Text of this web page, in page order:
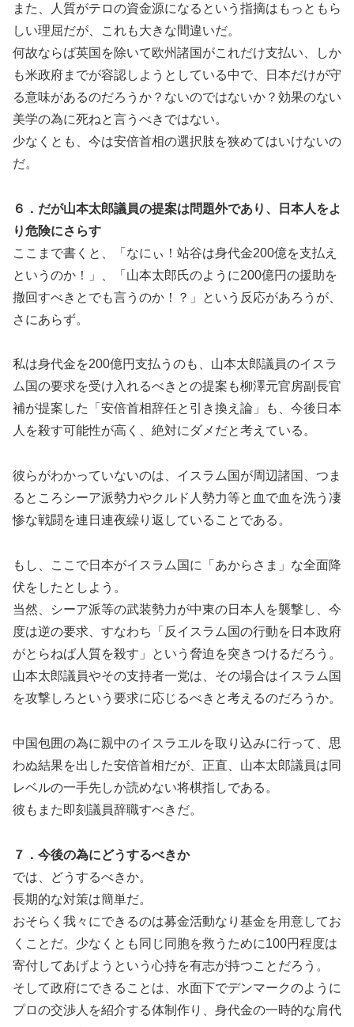
また、人質がテロの資金源になるという指摘はもっともら
しい理屈だが、これも大きな間違いだ。
何故ならば英国を除いて欧州諸国がこれだけ支払い、しか
も米政府までが容認しようとしている中で、日本だけが守
る意味があるのだろうか？ないのではないか？効果のない
美学の為に死ねと言うべきではない。
少なくとも、今は安倍首相の選択肢を狭めてはいけないの
だ。
６．だが山本太郎議員の提案は問題外であり、日本人をよ
り危険にさらす
ここまで書くと、「なにぃ！站谷は身代金200億を支払え
というのか！」、「山本太郎氏のように200億円の援助を
撤回すべきとでも言うのか！？」という反応があろうが、
さにあらず。
私は身代金を200億円支払うのも、山本太郎議員のイスラ
ム国の要求を受け入れるべきとの提案も柳澤元官房副長官
補が提案した「安倍首相辞任と引き換え論」も、今後日本
人を殺す可能性が高く、絶対にダメだと考えている。
彼らがわかっていないのは、イスラム国が周辺諸国、つま
るところシーア派勢力やクルド人勢力等と血で血を洗う凄
惨な戦闘を連日連夜繰り返していることである。
もし、ここで日本がイスラム国に「あからさま」な全面降
伏をしたとしよう。
当然、シーア派等の武装勢力が中東の日本人を襲撃し、今
度は逆の要求、すなわち「反イスラム国の行動を日本政府
がとらねば人質を殺す」という脅迫を突きつけるだろう。
山本太郎議員やその支持者一党は、その場合はイスラム国
を攻撃しろという要求に応じるべきと考えるのだろうか。
中国包囲の為に親中のイスラエルを取り込みに行って、思
わぬ結果を出した安倍首相だが、正直、山本太郎議員は同
レベルの一手先しか読めない将棋指しである。
彼もまた即刻議員辞職すべきだ。
７．今後の為にどうするべきか
では、どうするべきか。
長期的な対策は簡単だ。
おそらく我々にできるのは募金活動なり基金を用意してお
くことだ。少なくとも同じ同胞を救うために100円程度は
寄付してあげようという心持を有志が持つことだろう。
そして政府にできることは、水面下でデンマークのように
プロの交渉人を紹介する体制作り、身代金の一時的な肩代